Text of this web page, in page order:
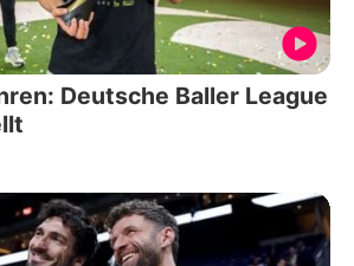
Deutsche Baller League